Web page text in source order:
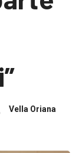
Vella Oriana